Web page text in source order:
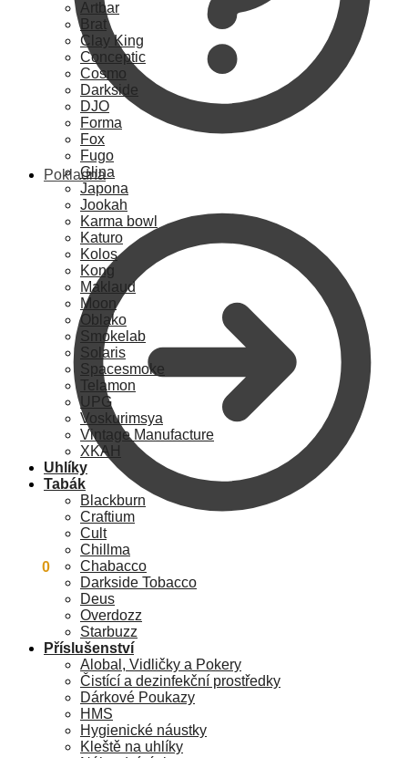
Pokladna
0
Artbar
Brat
Clay King
Conceptic
Cosmo
Darkside
DJO
Forma
Fox
Fugo
Glina
Japona
Jookah
Karma bowl
Katuro
Kolos
Kong
Maklaud
Moon
Oblako
Smokelab
Solaris
Spacesmoke
Telamon
UPG
Voskurimsya
Vintage Manufacture
XKAH
Uhlíky
Tabák
Blackburn
Craftium
Cult
Chillma
Chabacco
Darkside Tobacco
Deus
Overdozz
Starbuzz
Příslušenství
Alobal, Vidličky a Pokery
Čistící a dezinfekční prostředky
Dárkové Poukazy
HMS
Hygienické náustky
Kleště na uhlíky